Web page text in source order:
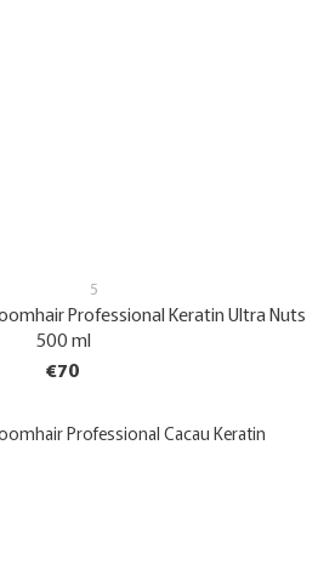
5
Professional Keratin Ultra Nuts
500 ml
€70